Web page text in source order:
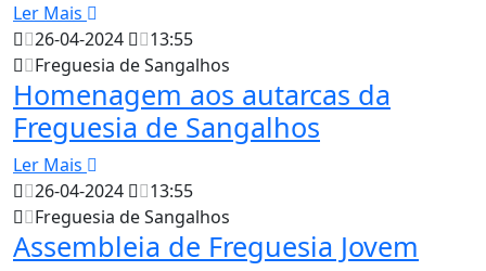
Ler Mais
26-04-2024
13:55
Freguesia de Sangalhos
Homenagem aos autarcas da
Freguesia de Sangalhos
Ler Mais
26-04-2024
13:55
Freguesia de Sangalhos
Assembleia de Freguesia Jovem